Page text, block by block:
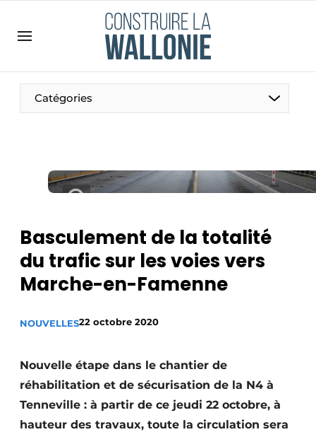
Emploi
Enregistrer une offre d’emploi
Meest gelezen
Podcasts
Privacy / Cookie statement
S’inscrire à l’événement
Catégories
Construction bois
Basculement de la totalité
du trafic sur les voies vers
Marche-en-Famenne
NOUVELLES22 octobre 2020
Nouvelle étape dans le chantier de
réhabilitation et de sécurisation de la N4 à
Tenneville : à partir de ce jeudi 22 octobre, à
hauteur des travaux, toute la circulation sera